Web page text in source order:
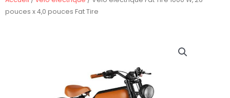
pouces x 4,0 pouces Fat Tire